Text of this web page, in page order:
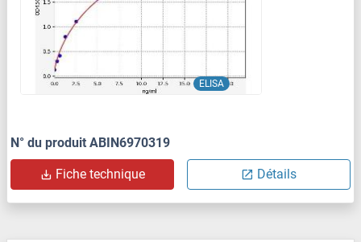
ELISA
N° du produit ABIN6970319
Fiche technique Détails